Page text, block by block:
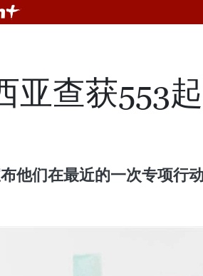
亚查获553
他们在最近的一次专项行